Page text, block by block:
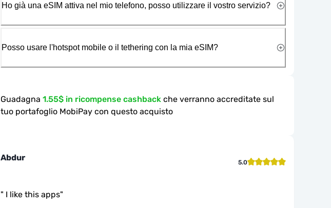
Ho già una eSIM attiva nel mio telefono, posso utilizzare il vostro servizio?
Posso usare l'hotspot mobile o il tethering con la mia eSIM?
Guadagna 1.55$ in ricompense cashback che verranno accreditate sul
tuo portafoglio MobiPay con questo acquisto
Abdur 5.0
" I like this apps"